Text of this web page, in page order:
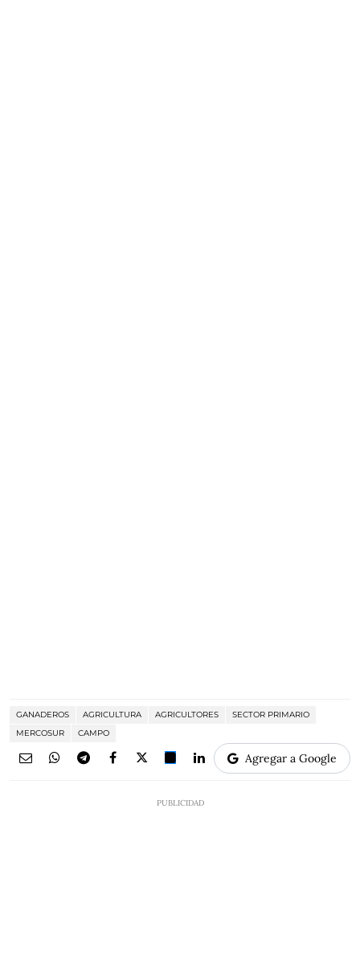
GANADEROS AGRICULTURA AGRICULTORES
SECTOR PRIMARIO
MERCOSUR
CAMPO
Agregar a Google